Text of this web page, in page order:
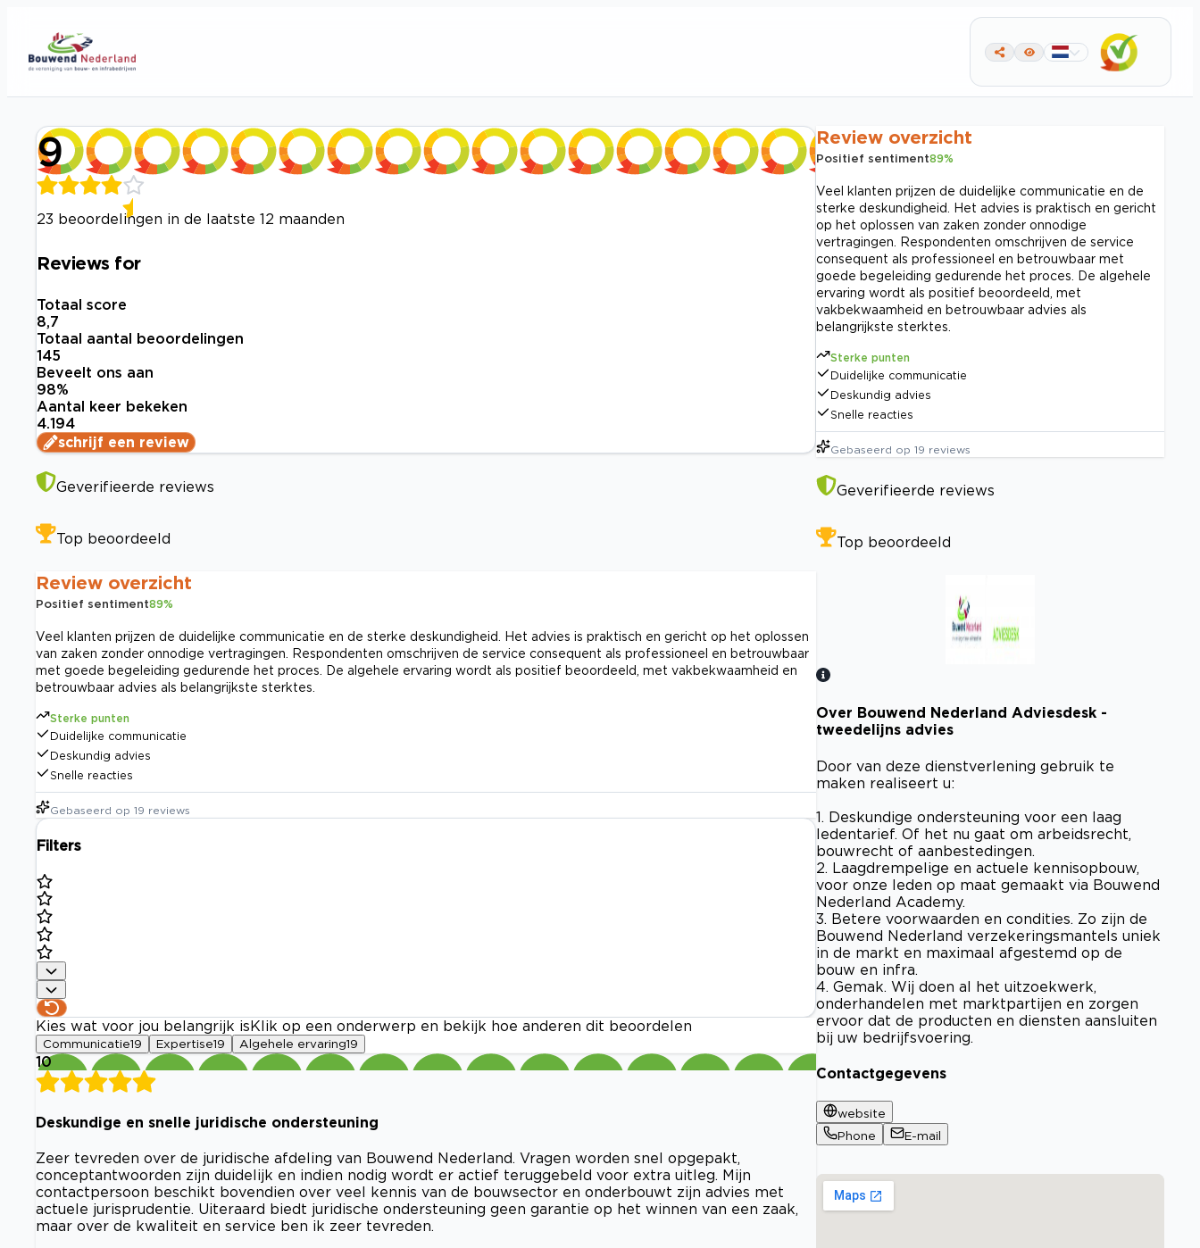
9
23 beoordelingen in de laatste 12 maanden
Reviews for
Totaal score
8,7
Totaal aantal beoordelingen
145
Beveelt ons aan
98%
Aantal keer bekeken
4.194
schrijf een review
Geverifieerde reviews
Top beoordeeld
Review overzicht
Positief sentiment89%
Veel klanten prijzen de duidelijke communicatie en de sterke deskundigheid. Het advies is praktisch en gericht op het oplossen
van zaken zonder onnodige vertragingen. Respondenten omschrijven de service consequent als professioneel en betrouwbaar
met goede begeleiding gedurende het proces. De algehele ervaring wordt als positief beoordeeld, met vakbekwaamheid en
betrouwbaar advies als belangrijkste sterktes.
Sterke punten
Duidelijke communicatie
Deskundig advies
Snelle reacties
Gebaseerd op 19 reviews
Filters
Kies wat voor jou belangrijk is Klik op een onderwerp en bekijk hoe anderen dit beoordelen
Communicatie19 Expertise19 Algehele ervaring19
10
Deskundige en snelle juridische ondersteuning
Zeer tevreden over de juridische afdeling van Bouwend Nederland. Vragen worden snel opgepakt,
conceptantwoorden zijn duidelijk en indien nodig wordt er actief teruggebeld voor extra uitleg. Mijn
contactpersoon beschikt bovendien over veel kennis van de bouwsector en onderbouwt zijn advies met
actuele jurisprudentie. Uiteraard biedt juridische ondersteuning geen garantie op het winnen van een zaak,
maar over de kwaliteit en service ben ik zeer tevreden.
Review overzicht
Positief sentiment89%
Veel klanten prijzen de duidelijke communicatie en de
sterke deskundigheid. Het advies is praktisch en gericht
op het oplossen van zaken zonder onnodige
vertragingen. Respondenten omschrijven de service
consequent als professioneel en betrouwbaar met
goede begeleiding gedurende het proces. De algehele
ervaring wordt als positief beoordeeld, met
vakbekwaamheid en betrouwbaar advies als
belangrijkste sterktes.
Sterke punten
Duidelijke communicatie
Deskundig advies
Snelle reacties
Gebaseerd op 19 reviews
Geverifieerde reviews
Top beoordeeld
Bekijk certificaat
Over Bouwend Nederland Adviesdesk -
tweedelijns advies
Door van deze dienstverlening gebruik te
maken realiseert u:
1. Deskundige ondersteuning voor een laag
ledentarief. Of het nu gaat om arbeidsrecht,
bouwrecht of aanbestedingen.
2. Laagdrempelige en actuele kennisopbouw,
voor onze leden op maat gemaakt via Bouwend
Nederland Academy.
3. Betere voorwaarden en condities. Zo zijn de
Bouwend Nederland verzekeringsmantels uniek
in de markt en maximaal afgestemd op de
bouw en infra.
4. Gemak. Wij doen al het uitzoekwerk,
onderhandelen met marktpartijen en zorgen
ervoor dat de producten en diensten aansluiten
bij uw bedrijfsvoering.
Contactgegevens
website
Phone
E-mail